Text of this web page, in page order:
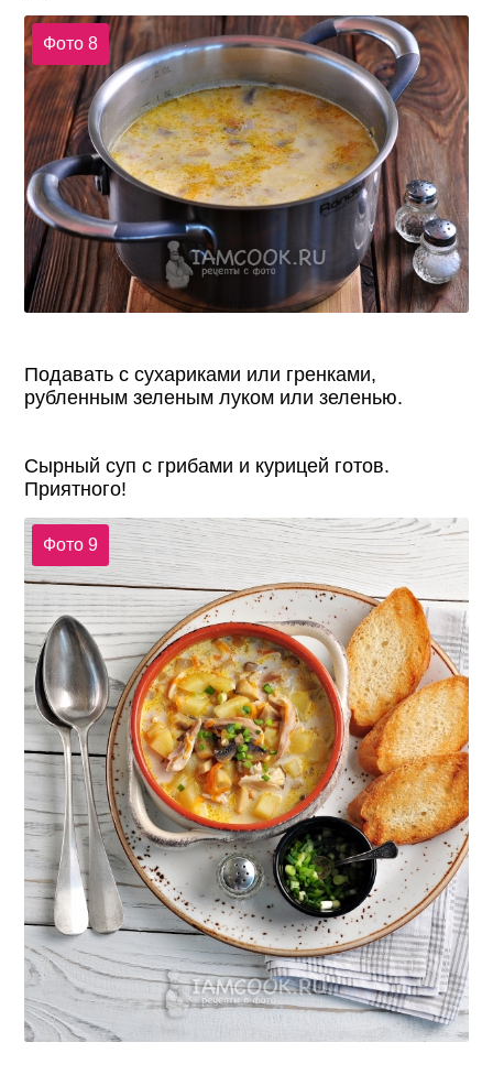
Фото 8
Подавать с сухариками или гренками,
рубленным зеленым луком или зеленью.
Сырный суп с грибами и курицей готов.
Приятного!
Фото 9